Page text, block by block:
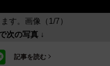
す。画像（1/7）
次の写真 ↓
記事を読む